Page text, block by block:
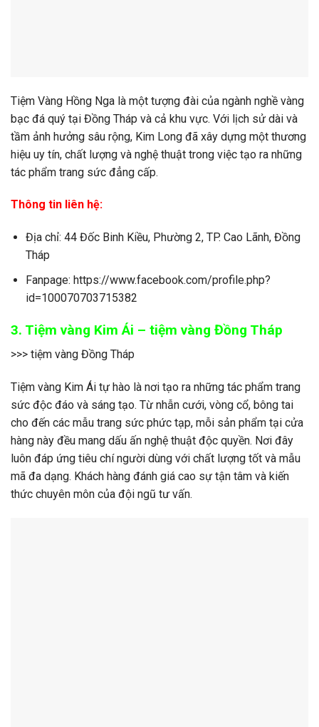
Tiệm Vàng Hồng Nga là một tượng đài của ngành nghề vàng
bạc đá quý tại Đồng Tháp và cả khu vực. Với lịch sử dài và
tầm ảnh hưởng sâu rộng, Kim Long đã xây dựng một thương
hiệu uy tín, chất lượng và nghệ thuật trong việc tạo ra những
tác phẩm trang sức đẳng cấp.
Thông tin liên hệ:
Địa chỉ: 44 Đốc Binh Kiều, Phường 2, TP. Cao Lãnh, Đồng
Tháp
Fanpage: https://www.facebook.com/profile.php?
id=100070703715382
3. Tiệm vàng Kim Ái – tiệm vàng Đồng Tháp
>>> tiệm vàng Đồng Tháp
Tiệm vàng Kim Ái tự hào là nơi tạo ra những tác phẩm trang
sức độc đáo và sáng tạo. Từ nhẫn cưới, vòng cổ, bông tai
cho đến các mẫu trang sức phức tạp, mỗi sản phẩm tại cửa
hàng này đều mang dấu ấn nghệ thuật độc quyền. Nơi đây
luôn đáp ứng tiêu chí người dùng với chất lượng tốt và mẫu
mã đa dạng. Khách hàng đánh giá cao sự tận tâm và kiến
thức chuyên môn của đội ngũ tư vấn.